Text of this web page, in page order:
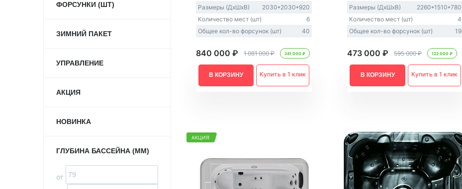
ФОРСУНКИ (ШТ)
ЗИМНИЙ ПАКЕТ
УПРАВЛЕНИЕ
АКЦИЯ
НОВИНКА
ГЛУБИНА БАССЕЙНА (ММ)
от
Размеры (ДxШxВ)
2030*2030*920
Количество мест (шт)
6
Общее кол-во форсунок (шт)
40
840 000 ₽ 1 081 000 ₽ 241 000 ₽
В КОРЗИНУ Купить в 1 клик
Размеры (ДxШxВ)
2260*1510*780
Количество мест (шт)
4
Общее кол-во форсунок (шт)
19
473 000 ₽ 595 000 ₽ 122 000 ₽
В КОРЗИНУ Купить в 1 клик
АКЦИЯ